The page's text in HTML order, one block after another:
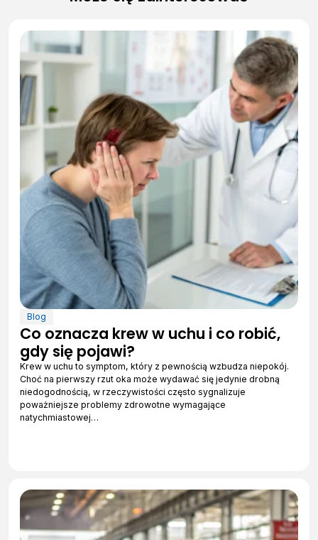
Blog
Co oznacza krew w uchu i co robić,
gdy się pojawi?
Krew w uchu to symptom, który z pewnością wzbudza niepokój.
Choć na pierwszy rzut oka może wydawać się jedynie drobną
niedogodnością, w rzeczywistości często sygnalizuje
poważniejsze problemy zdrowotne wymagające
natychmiastowej…